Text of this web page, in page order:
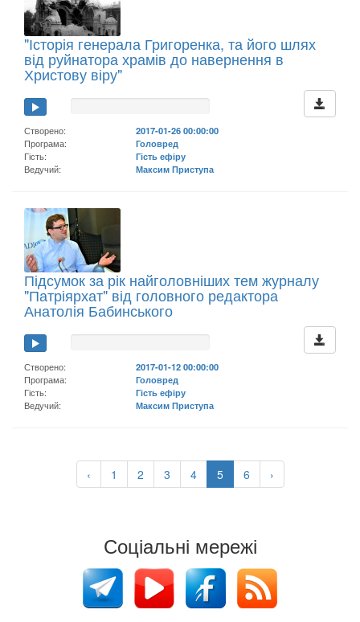
"Історія генерала Григоренка, та його шлях
від руйнатора храмів до навернення в
Христову віру"
Створено:
2017-01-26 00:00:00
Програма:
Головред
Гість:
Гість ефіру
Ведучий:
Максим Приступа
Підсумок за рік найголовніших тем журналу
"Патріярхат" від головного редактора
Анатолія Бабинського
Створено:
2017-01-12 00:00:00
Програма:
Головред
Гість:
Гість ефіру
Ведучий:
Максим Приступа
‹ 1 2 3 4 5 6 ›
Соціальні мережі